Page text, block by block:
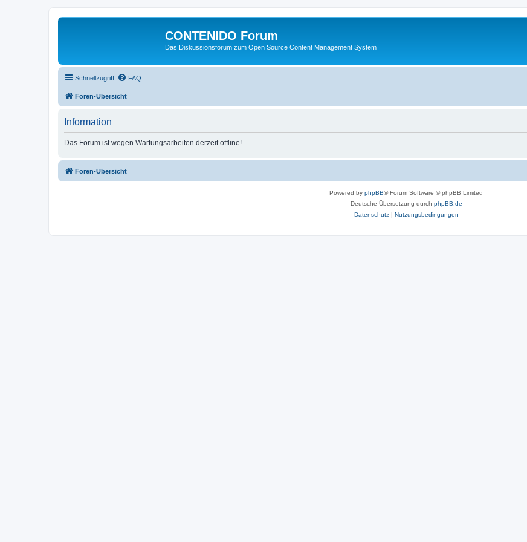
CONTENIDO Forum
Das Diskussionsforum zum Open Source Content Management System
Schnellzugriff FAQ
Foren-Übersicht
Information
Das Forum ist wegen Wartungsarbeiten derzeit offline!
Foren-Übersicht
Powered by phpBB® Forum Software © phpBB Limited
Deutsche Übersetzung durch phpBB.de
Datenschutz| Nutzungsbedingungen